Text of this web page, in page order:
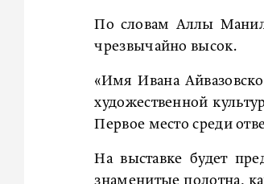
По словам Аллы
чрезвычайно высок.
«Имя Ивана
художественной
Первое место среди
На выставке будет